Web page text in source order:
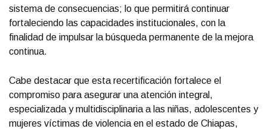
sistema de consecuencias; lo que permitirá continuar
fortaleciendo las capacidades institucionales, con la
finalidad de impulsar la búsqueda permanente de la mejora
continua.
Cabe destacar que esta recertificación fortalece el
compromiso para asegurar una atención integral,
especializada y multidisciplinaria a las niñas, adolescentes y
mujeres víctimas de violencia en el estado de Chiapas,